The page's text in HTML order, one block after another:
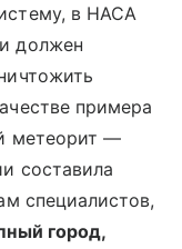
в НАСА
должен
примера
метеорит —
составила
специалистов,
город,